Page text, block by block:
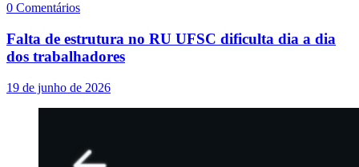
0 Comentários
Falta de estrutura no RU UFSC dificulta dia a dia
dos trabalhadores
19 de junho de 2026